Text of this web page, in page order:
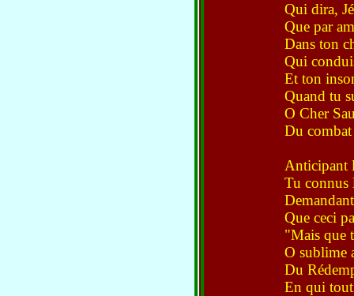
Qui dira,
Que par
Dans ton
Qui
Et ton
Quand tu
O Cher
Du combat
Anticipant
Tu connus
Que ceci
"Mais que
O sublime
Du
En qui